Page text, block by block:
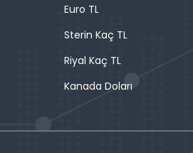
Euro TL
Sterin Kaç TL
Riyal Kaç TL
Kanada Doları